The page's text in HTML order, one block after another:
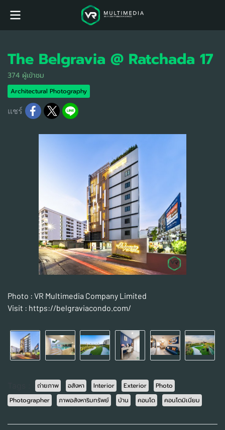
The Belgravia @ Ratchada 17
374 ผู้เข้าชม
Architectural Photography
แชร์
Photo : VR Multimedia Company Limited
Visit : https://belgraviacondo.com/
ถ่ายภาพ อสังหา Interior Exterior
Photo
Photographer
ภาพอสังหาริมทรัพย์ บ้าน คอนโด คอนโดมิเนียม